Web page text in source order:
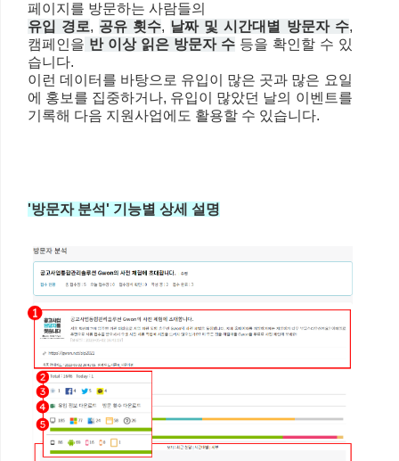
페이지를 방문하는 사람들의
유입 경로, 공유 횟수, 날짜 및 시간대별 방문자 수,
캠페인을 반 이상 읽은 방문자 수등을 확인할 수 있
습니다.
이런 데이터를 바탕으로 유입이 많은 곳과 많은 요일
에 홍보를 집중하거나, 유입이 많았던 날의 이벤트를
기록해 다음 지원사업에도 활용할 수 있습니다.
'방문자 분석' 기능별 상세 설명